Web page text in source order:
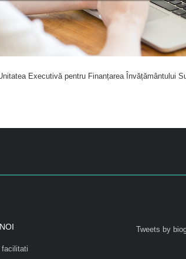
Executivă pentru Finanțarea Învățământului
facilitati
Tweets by